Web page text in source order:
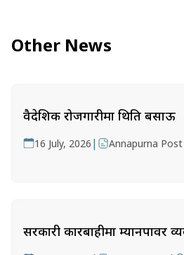
Other News
वैदेशिक रोजगारीमा थिति बसाऊ
16 July, 2026 | Annapurna Post
सरकारी कारबाहीमा म्यानपावर